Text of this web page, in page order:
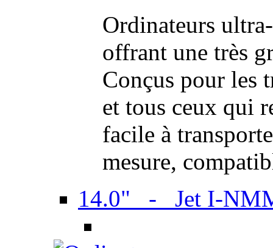
Ordinateurs
offrant une très
Conçus pour les
et tous ceux qui
facile à
mesure,
14.0" - Jet I-